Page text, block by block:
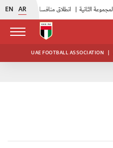
EN AR انطلاق منافسات بطولة النخبة لحرس الرئاسة |
UAE FOOTBALL ASSOCIATION |